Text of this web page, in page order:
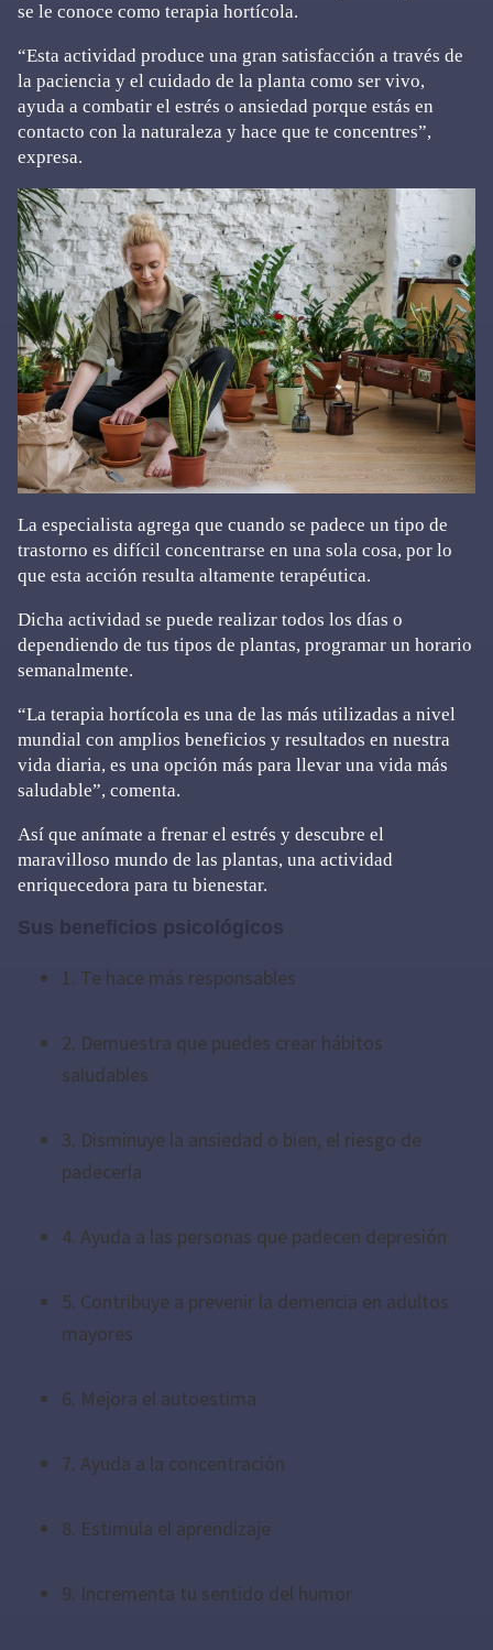
se le conoce como terapia hortícola.
“Esta actividad produce una gran satisfacción a través de
la paciencia y el cuidado de la planta como ser vivo,
ayuda a combatir el estrés o ansiedad porque estás en
contacto con la naturaleza y hace que te concentres”,
expresa.
La especialista agrega que cuando se padece un tipo de
trastorno es difícil concentrarse en una sola cosa, por lo
que esta acción resulta altamente terapéutica.
Dicha actividad se puede realizar todos los días o
dependiendo de tus tipos de plantas, programar un horario
semanalmente.
“La terapia hortícola es una de las más utilizadas a nivel
mundial con amplios beneficios y resultados en nuestra
vida diaria, es una opción más para llevar una vida más
saludable”, comenta.
Así que anímate a frenar el estrés y descubre el
maravilloso mundo de las plantas, una actividad
enriquecedora para tu bienestar.
Sus beneficios psicológicos
1. Te hace más responsables
2. Demuestra que puedes crear hábitos
saludables
3. Disminuye la ansiedad o bien, el riesgo de
padecerla
4. Ayuda a las personas que padecen depresión
5. Contribuye a prevenir la demencia en adultos
mayores
6. Mejora el autoestima
7. Ayuda a la concentración
8. Estimula el aprendizaje
9. Incrementa tu sentido del humor